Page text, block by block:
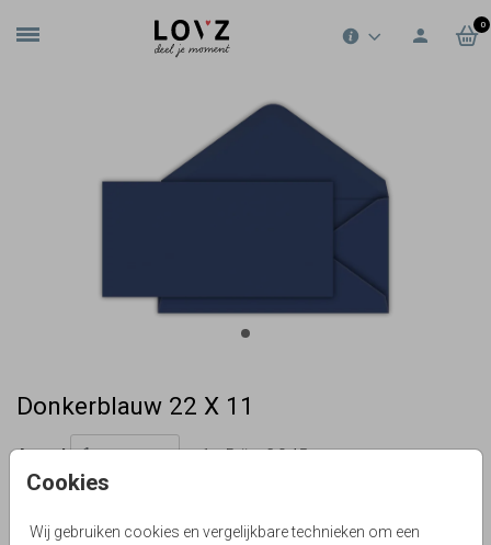
0
Cookies
Wij gebruiken cookies en vergelijkbare technieken om een
Donkerblauw 22 X 11
Aantal x 1 Prijs:€ 0,45